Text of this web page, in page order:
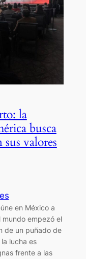
la
busca
sus valores
en México a
empezó el
de un puñado de
lucha es
frente a las